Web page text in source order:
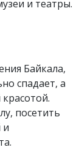
и театры.
Байкала,
спадает, а
посетить
и